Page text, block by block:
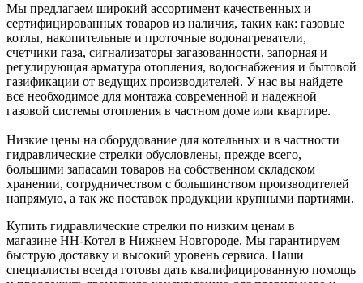
Мы предлагаем широкий ассортимент качественных и
сертифицированных товаров из наличия, таких как: газовые
котлы, накопительные и проточные водонагреватели,
счетчики газа, сигнализаторы загазованности, запорная и
регулирующая арматура отопления, водоснабжения и бытовой
газификации от ведущих производителей. У нас вы найдете
все необходимое для монтажа современной и надежной
газовой системы отопления в частном доме или квартире.
Низкие цены на оборудование для котельных и в частности
гидравлические стрелки обусловлены, прежде всего,
большими запасами товаров на собственном складском
хранении, сотрудничеством с большинством производителей
напрямую, а так же поставок продукции крупными партиями.
Купить гидравлические стрелки по низким ценам в
магазине НН-Котел в Нижнем Новгороде. Мы гарантируем
быструю доставку и высокий уровень сервиса. Наши
специалисты всегда готовы дать квалифицированную помощь